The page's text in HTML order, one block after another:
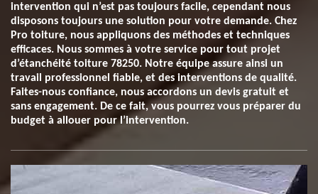
intervention qui n’est pas toujours facile, cependant nous
disposons toujours une solution pour votre demande. Chez
Pro toiture, nous appliquons des méthodes et techniques
efficaces. Nous sommes à votre service pour tout projet
d’étanchéité toiture 78250. Notre équipe assure ainsi un
travail professionnel fiable, et des interventions de qualité.
Faites-nous confiance, nous accordons un devis gratuit et
sans engagement. De ce fait, vous pourrez vous préparer du
budget à allouer pour l’intervention.